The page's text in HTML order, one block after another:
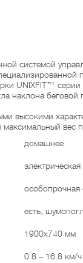
системой
UNIXFIT™
наклона
высокими
вес
домашнее
электрическая
особопрочная
есть,
1900х740 мм
0.8 – 16.8 км/ч